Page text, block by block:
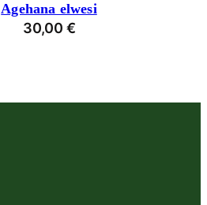
Agehana elwesi
30,00 €